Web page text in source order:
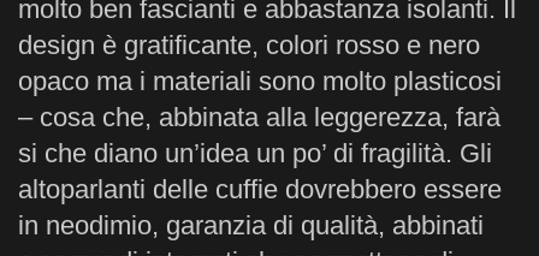
molto ben fascianti e abbastanza isolanti. Il
design è gratificante, colori rosso e nero
opaco ma i materiali sono molto plasticosi
– cosa che, abbinata alla leggerezza, farà
si che diano un’idea un po’ di fragilità. Gli
altoparlanti delle cuffie dovrebbero essere
in neodimio, garanzia di qualità, abbinati